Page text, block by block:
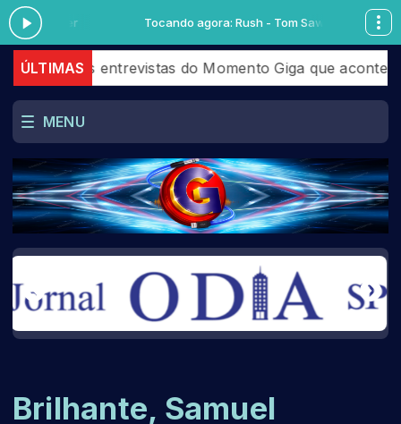
Tocando agora: Rush - Tom Sawyer
ÚLTIMASdo Momento Giga que aconteceram em
MENU
Brilhante, Samuel